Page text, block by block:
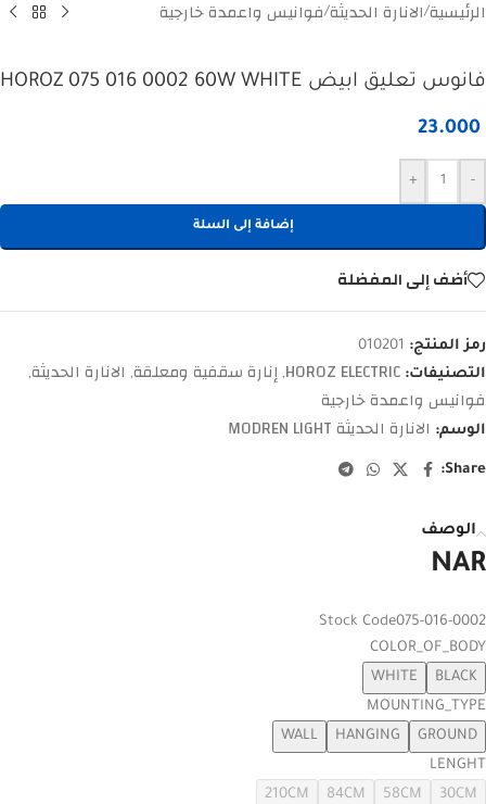
الرئيسية/الانارة الحديثة/فوانيس واعمدة خارجية
فانوس تعليق ابيض HOROZ 075 016 0002 60W WHITE
23.000
-
+
إضافة إلى السلة
أضف إلى المفضلة
رمز المنتج: 010201
التصنيفات: HOROZ ELECTRIC
, إنارة سقفية ومعلقة, الانارة الحديثة,
فوانيس واعمدة خارجية
الوسم: الانارة الحديثة MODREN LIGHT
Share:
الوصف
NAR
Stock Code075-016-0002
COLOR_OF_BODY
BLACK
WHITE
MOUNTING_TYPE
GROUND
HANGING
WALL
LENGHT
30CM
58CM
84CM
210CM